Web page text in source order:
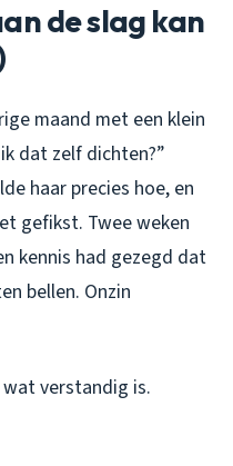
de slag kan
maand met een klein
dat zelf dichten?”
haar precies hoe, en
gefikst. Twee weken
kennis had gezegd dat
bellen. Onzin
verstandig is.